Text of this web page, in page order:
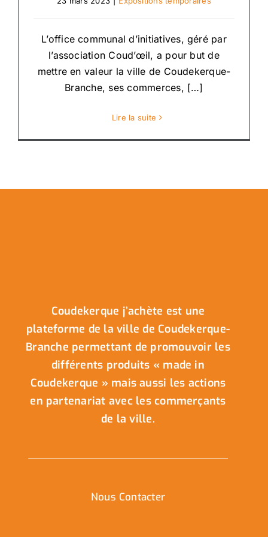
L’office communal d’initiatives, géré par
l’association Coud’œil, a pour but de
mettre en valeur la ville de Coudekerque-
Branche, ses commerces, […]
Lire la suite
Coudekerque j’achète est une
plateforme de la ville de Coudekerque-
Branche permettant de promouvoir les
différents produits « made in
Coudekerque » mais aussi les actions
en partenariat avec les commerçants
de la ville.
Nous Contacter